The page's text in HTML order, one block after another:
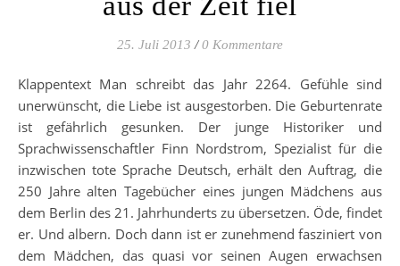
25. Juli 2013 / 0 Kommentare
Klappentext Man schreibt das Jahr 2264. Gefühle sind
unerwünscht, die Liebe ist ausgestorben. Die Geburtenrate
ist gefährlich gesunken. Der junge Historiker und
Sprachwissenschaftler Finn Nordstrom, Spezialist für die
inzwischen tote Sprache Deutsch, erhält den Auftrag, die
250 Jahre alten Tagebücher eines jungen Mädchens aus
dem Berlin des 21. Jahrhunderts zu übersetzen. Öde, findet
er. Und albern. Doch dann ist er zunehmend fasziniert von
dem Mädchen, das quasi vor seinen Augen erwachsen